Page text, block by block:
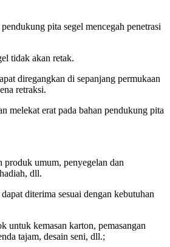
pita segel mencegah penetrasi
tidak akan retak.
diregangkan di sepanjang permukaan
retraksi.
melekat erat pada bahan pendukung pita
produk umum, penyegelan dan
dll.
diterima sesuai dengan kebutuhan
untuk kemasan karton, pemasangan
tajam, desain seni, dll.;